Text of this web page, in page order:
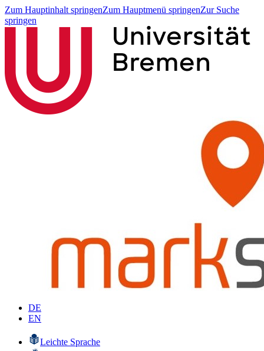
Zum Hauptinhalt springenZum Hauptmenü springenZur Suche
springen
DE
EN
Leichte Sprache